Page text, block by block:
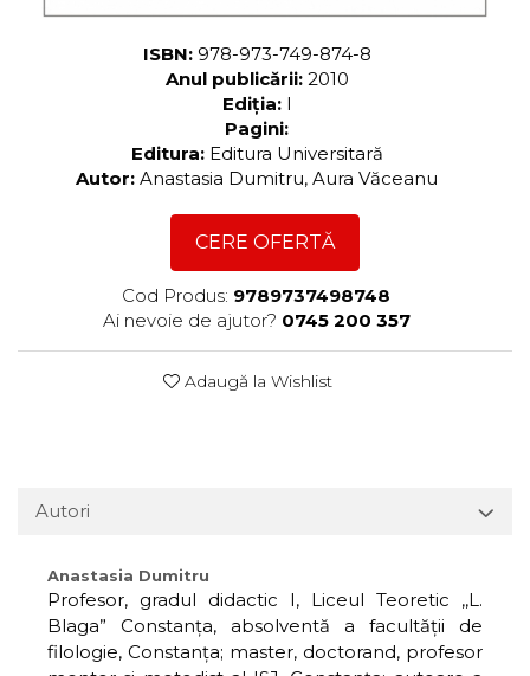
ISBN: 978-973-749-874-8
Anul publicării: 2010
Ediția: I
Pagini:
Editura: Editura Universitară
Autor: Anastasia Dumitru, Aura Văceanu
CERE OFERTĂ
Cod Produs: 9789737498748
Ai nevoie de ajutor? 0745 200 357
Adaugă la Wishlist
Autori
Anastasia Dumitru
Profesor, gradul didactic I, Liceul Teoretic ,,L.
Blaga” Constanţa, absolventă a facultăţii de
filologie, Constanţa; master, doctorand, profesor